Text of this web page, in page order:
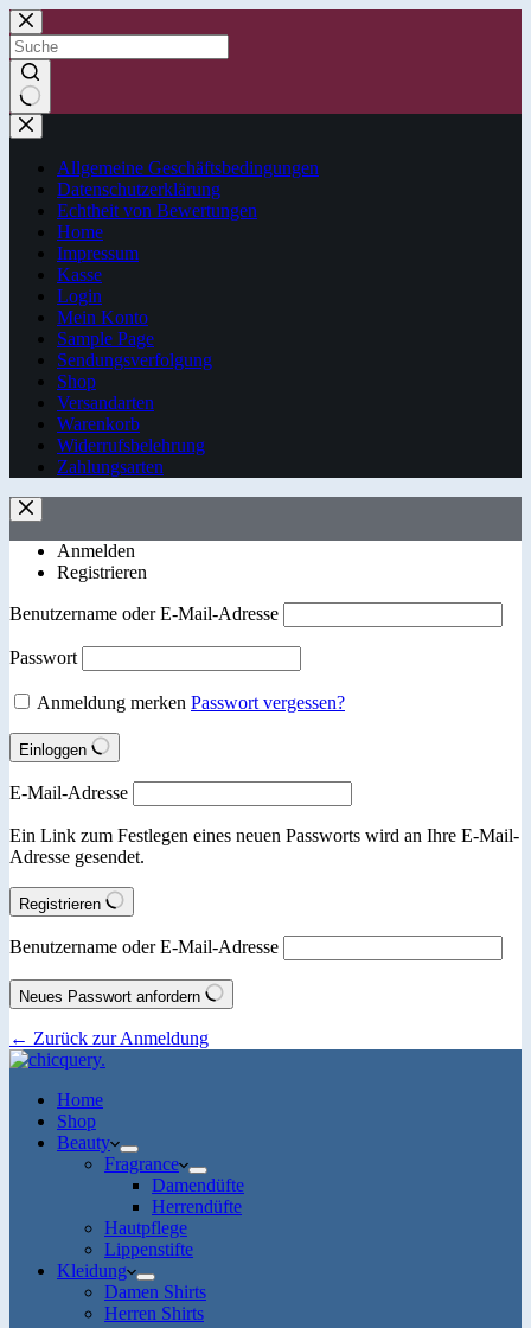
Zum
Inhalt
springen
Keine
Ergebnisse
Allgemeine Geschäftsbedingungen
Datenschutzerklärung
Echtheit von Bewertungen
Home
Impressum
Kasse
Login
Mein Konto
Sample Page
Sendungsverfolgung
Shop
Versandarten
Warenkorb
Widerrufsbelehrung
Zahlungsarten
Anmelden
Registrieren
Benutzername oder E-Mail-Adresse
Passwort
Anmeldung merken Passwort vergessen?
Einloggen
E-Mail-Adresse
Ein Link zum Festlegen eines neuen Passworts wird an Ihre E-Mail-
Adresse gesendet.
Registrieren
Benutzername oder E-Mail-Adresse
Neues Passwort anfordern
← Zurück zur Anmeldung
Home
Shop
Beauty
Fragrance
Damendüfte
Herrendüfte
Hautpflege
Lippenstifte
Kleidung
Damen Shirts
Herren Shirts